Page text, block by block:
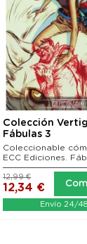
Colección
Fábulas 3
Coleccionable
ECC Ediciones.
12,34 €
12,99 €
Envío 24/